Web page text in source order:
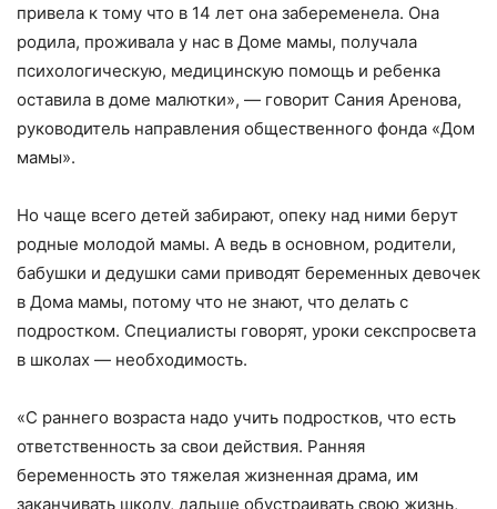
привела к тому что в 14 лет она забеременела. Она
родила, проживала у нас в Доме мамы, получала
психологическую, медицинскую помощь и ребенка
оставила в доме малютки», — говорит Сания Аренова,
руководитель направления общественного фонда «Дом
мамы».
Но чаще всего детей забирают, опеку над ними берут
родные молодой мамы. А ведь в основном, родители,
бабушки и дедушки сами приводят беременных девочек
в Дома мамы, потому что не знают, что делать с
подростком. Специалисты говорят, уроки секспросвета
в школах — необходимость.
«С раннего возраста надо учить подростков, что есть
ответственность за свои действия. Ранняя
беременность это тяжелая жизненная драма, им
заканчивать школу, дальше обустраивать свою жизнь,